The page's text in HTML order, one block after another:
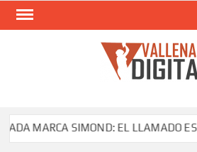
Saltar
SIMOND: EL LLAMADO ES A NO